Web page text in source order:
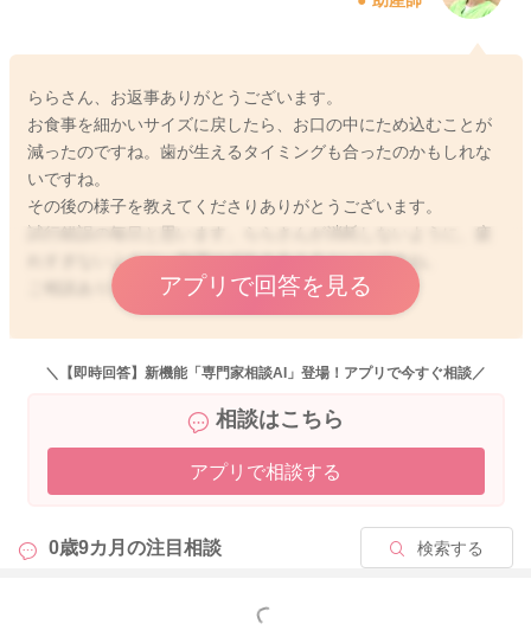
一進一退の離乳食なので、そのときのお子さんのご様子にあわ
ればと思います。
また、お子さんの好みにもよりますが、冷凍したもの、レンチ
ンしたものは食べないけれど作りたてなら食べるとか、手作り
を食べずに市販のベビーフードなら食べる(ずっとではないと思
のときそのときのお子さんのブーム、好き好きがあるようにも
そういう時期なんだなと受け止めることも必要かもしれないで
嫌いなものがあるからそれを出さないのではなく、ららさんに
余裕があって向き合えるときはチャレンジして食べてみてもよ
向き合う元気がないときにはお子さんが食べるものだけ(野菜以
外でも、柔らかいものだけでも)を食卓に並べる日があってもよ
離乳食は、今まで母乳やミルクだけで過ごしてきた赤ちゃん
ららさん、お返事ありがとうございます。
お食事を細かいサイズに戻したら、お口の中にため込むことが
減ったのですね。歯が生えるタイミングも合ったのかもしれな
いですね。
その後の様子を教えてくださりありがとうございます。
れすぎないように、無理せず向き合えるといいですね。
ご相談ありがとうございました。
アプリで回答を見る
＼【即時回答】新機能「専門家相談AI」登場！アプリで今すぐ相談／
相談はこちら
アプリで相談する
0歳9カ月の注目相談 検索する
もっと見る